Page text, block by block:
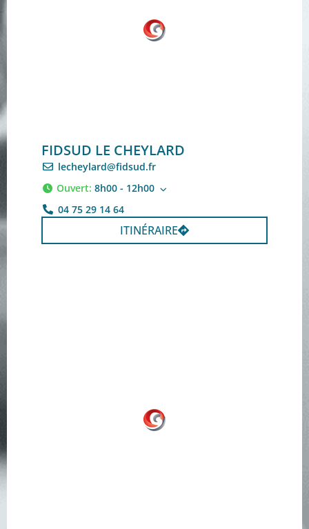
FIDSUD LE CHEYLARD
lecheylard@fidsud.fr
Ouvert: 8h00 - 12h00
04 75 29 14 64
ITINÉRAIRE